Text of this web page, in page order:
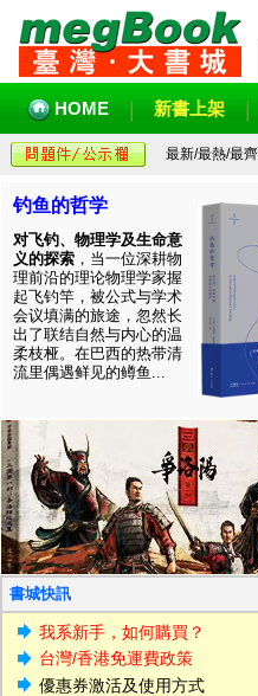
HOME 新書上架
最新/最熱/最
钓鱼的哲学
对飞钓、物理学及生命意
义的探索 ，当一位深耕物
理前沿的理论物理学家握
起飞钓竿，被公式与学术
会议填满的旅途，忽然长
出了联结自然与内心的温
柔枝桠。在巴西的热带清
流里偶遇鲜见的鳟鱼...
書城快訊
我系新手，如何購買？
台灣/香港免運費政策
優惠券激活及使用方式